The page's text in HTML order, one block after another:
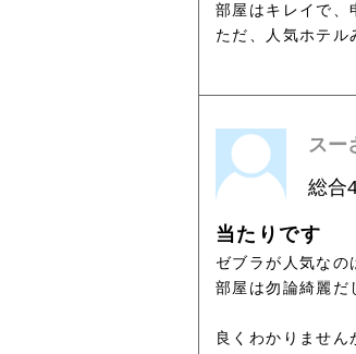
部屋はキレイで、
ただ、人気ホテル
スー
総合
当たりです
ゼブラが人気なの
部屋は勿論綺麗だ
良くわかりません